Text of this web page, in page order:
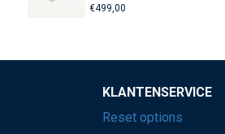
€499,00
KLANTENSERVICE
Reset options